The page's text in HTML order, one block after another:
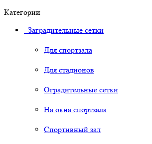
Категории
Заградительные сетки
Для спортзала
Для стадионов
Оградительные сетки
На окна спортзала
Спортивный зал